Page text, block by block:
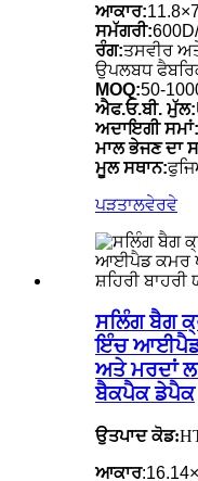
ਆਕਾਰ:
ਸਮੱਗਰੀ:
ਰੰਗ:ਤਸਵੀਰ
ਉਪਲਬਧ
MOQ:50-
ਐਫ.ਓ.ਬੀ. ਮੁੱਲ:
ਅਦਾਇਗੀ ਸਮਾਂ:
ਮਾਲ ਭੇਜਣ ਦਾ
ਮੂਲ ਸਥਾਨ:
ਪੜਤਾਲਵੇਰਵੇ
ਸਲਿੰਗ ਬੈਗ
ਇੰਚ ਆਈਪੈਡ
ਅਤੇ ਮਰਦਾਂ
ਬੈਕਪੈਕ ਡੇਪੈਕ
ਉਤਪਾਦ ਕੋਡ:
ਆਕਾਰ